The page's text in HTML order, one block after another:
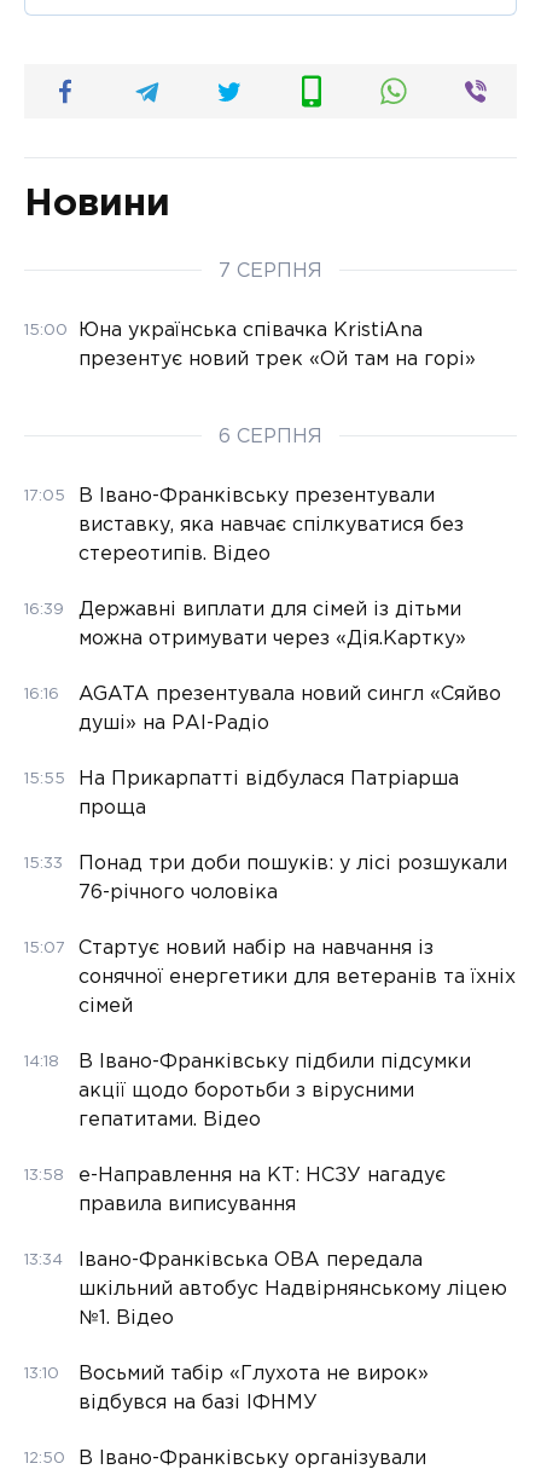
Новини
7 СЕРПНЯ
15:00
Юна українська співачка KristiAna
презентує новий трек «Ой там на горі»
6 СЕРПНЯ
17:05
В Івано-Франківську презентували
виставку, яка навчає спілкуватися без
стереотипів. Відео
16:39
Державні виплати для сімей із дітьми
можна отримувати через «Дія.Картку»
16:16
AGATA презентувала новий сингл «Сяйво
душі» на РАІ-Радіо
15:55
На Прикарпатті відбулася Патріарша
проща
15:33
Понад три доби пошуків: у лісі розшукали
76-річного чоловіка
15:07
Стартує новий набір на навчання із
сонячної енергетики для ветеранів та їхніх
сімей
14:18
В Івано-Франківську підбили підсумки
акції щодо боротьби з вірусними
гепатитами. Відео
13:58
е-Направлення на КТ: НСЗУ нагадує
правила виписування
13:34
Івано-Франківська ОВА передала
шкільний автобус Надвірнянському ліцею
№1. Відео
13:10
Восьмий табір «Глухота не вирок»
відбувся на базі ІФНМУ
12:50
В Івано-Франківську організували